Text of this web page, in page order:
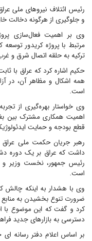
رئیس ائتلاف نیروهای ملی
و جلوگیری از هرگونه دخالت
وی بر اهمیت فعال‌سازی
مرتبط با پروژه کریدور
ترکیه به حلقه اتصال شرق و
حکیم اشاره کرد که عراق با
همه اشکال و مظاهر آن، در
است.
وی خواستار بهره‌گیری از
اهمیت همکاری مشترک بین
قطع بودجه و حمایت
رهبر جریان حکمت ملی عراق
داشت که عراق بر یک دوره
رئیس جمهور، نخست وزیر
است.
وی با هشدار به اینکه چالش
ضرورت تنوع بخشیدن به
کرد و گفت که این موضوع با
دسترسی به بازارهای جدید
بر اساس اعلام دفتر رسانه